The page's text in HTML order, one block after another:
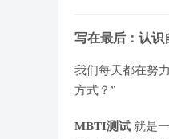
写在最后：认识
我们每天都在努
方式？”
MBTI测试 就是